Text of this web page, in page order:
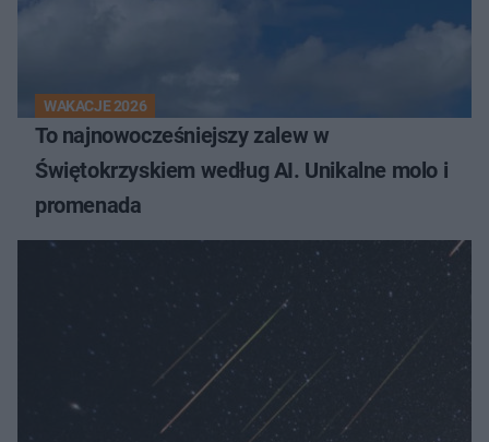
WAKACJE 2026
To najnowocześniejszy zalew w
Świętokrzyskiem według AI. Unikalne molo i
promenada